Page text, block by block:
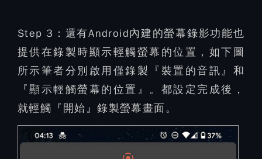
Step 3： 還有Android內建的螢幕錄影功能也
提供在錄製時顯示輕觸螢幕的位置，如下圖
所示筆者分別啟用僅錄製『裝置的音訊』和
『顯示輕觸螢幕的位置』。都設定完成後，
就輕觸『開始』錄製螢幕畫面。